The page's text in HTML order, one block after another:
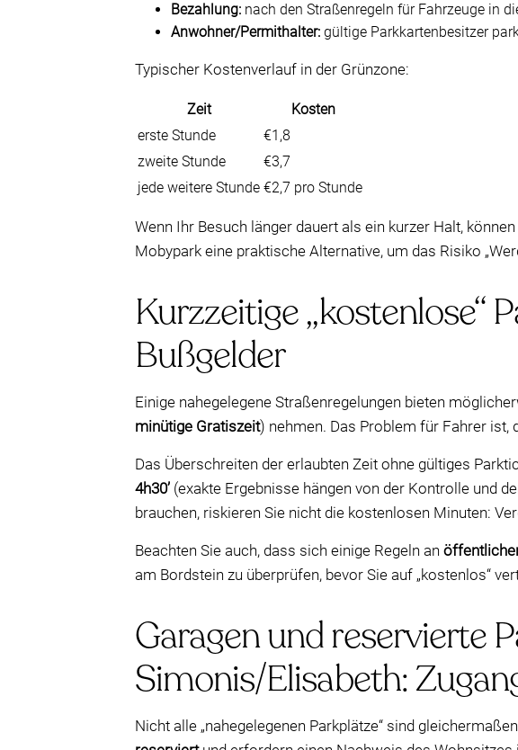
Bezahlung: nach den Straßenregeln für Fahrzeuge in
Anwohner/Permithalter: gültige Parkkartenbesitzer
Typischer Kostenverlauf in der Grünzone:
Zeit
Kosten
erste Stunde
€1,8
zweite Stunde
€3,7
jede weitere Stunde €2,7 pro Stunde
Wenn Ihr Besuch länger dauert als ein kurzer Halt,
Mobypark eine praktische Alternative, um das Risiko
Kurzzeitige „kostenlose“
Bußgelder
Einige nahegelegene Straßenregelungen bieten
minütige Gratiszeit) nehmen. Das Problem für Fahrer
Das Überschreiten der erlaubten Zeit ohne gültiges
4h30’ (exakte Ergebnisse hängen von der Kontrolle und
brauchen, riskieren Sie nicht die kostenlosen Minuten:
Beachten Sie auch, dass sich einige Regeln an
am Bordstein zu überprüfen, bevor Sie auf „kostenlos“
Garagen und reservierte
Simonis/Elisabeth:
Nicht alle „nahegelegenen Parkplätze“ sind